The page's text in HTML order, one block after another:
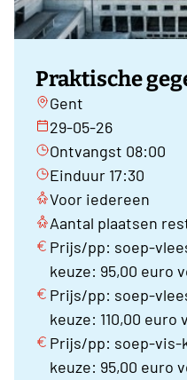
Praktische
Gent
29-05-26
Ontvangst 08:00
Einduur 17:30
Voor iedereen
Aantal plaatsen
Prijs/pp: soep-
keuze: 95,00 euro
Prijs/pp: soep-
keuze: 110,00
Prijs/pp: soep-vis-
keuze: 95,00 euro